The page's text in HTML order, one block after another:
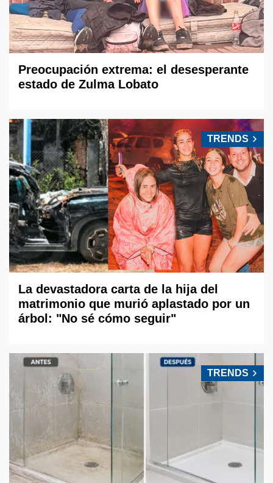
Preocupación extrema: el desesperante
estado de Zulma Lobato
TRENDS
La devastadora carta de la hija del
matrimonio que murió aplastado por un
árbol: "No sé cómo seguir"
TRENDS